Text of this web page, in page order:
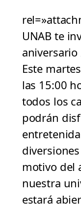
UNAB te
aniversario
Este
las 15:00
todos los
podrán
motivo del
nuestra
estará